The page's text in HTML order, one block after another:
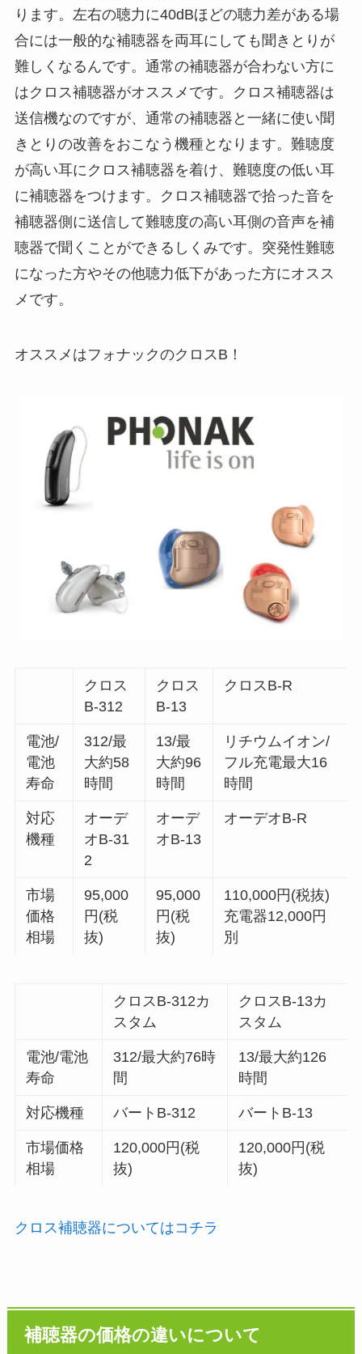
ります。左右の聴力に40dBほどの聴力差がある場
合には一般的な補聴器を両耳にしても聞きとりが
難しくなるんです。通常の補聴器が合わない方に
はクロス補聴器がオススメです。クロス補聴器は
送信機なのですが、通常の補聴器と一緒に使い聞
きとりの改善をおこなう機種となります。難聴度
が高い耳にクロス補聴器を着け、難聴度の低い耳
に補聴器をつけます。クロス補聴器で拾った音を
補聴器側に送信して難聴度の高い耳側の音声を補
聴器で聞くことができるしくみです。突発性難聴
になった方やその他聴力低下があった方にオスス
メです。
オススメはフォナックのクロスB！
クロス
B-312
クロス
B-13
クロスB-R
電池/
電池
寿命
312/最
大約58
時間
13/最
大約96
時間
リチウムイオン/
フル充電最大16
時間
対応
機種
オーデ
オB-31
2
オーデ
オB-13
オーデオB-R
市場
価格
相場
95,000
円(税
抜)
95,000
円(税
抜)
110,000円(税抜)
充電器12,000円
別
クロスB-312カ
スタム
クロスB-13カ
スタム
電池/電池
寿命
312/最大約76時
間
13/最大約126
時間
対応機種 バートB-312 バートB-13
市場価格
相場
120,000円(税
抜)
120,000円(税
抜)
クロス補聴器についてはコチラ
補聴器の価格の違いについて